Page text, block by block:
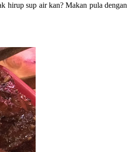
hirup sup air kan? Makan pula dengan